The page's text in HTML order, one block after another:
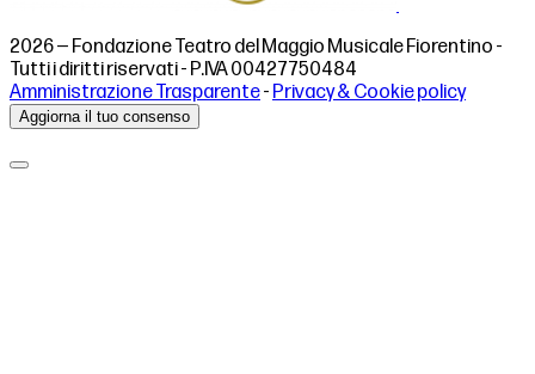
2026 — Fondazione Teatro del Maggio Musicale Fiorentino -
Tutti i diritti riservati - P.IVA 00427750484
Amministrazione Trasparente- Privacy & Cookie policy
Aggiorna il tuo consenso